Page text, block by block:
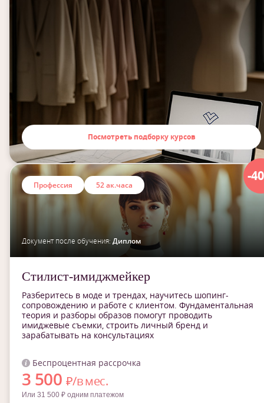
Посмотреть подборку курсов
-
Профессия 52 ак.часа
Документ после обучения: Диплом
Стилист-имиджмейкер
Разберитесь в моде и трендах, научитесь шопинг-
сопровождению и работе с клиентом. Фундаментальная
теория и разборы образов помогут проводить
имиджевые съемки, строить личный бренд и
зарабатывать на консультациях
Беспроцентная рассрочка
3 500 ₽/в мес.
Или 31 500 ₽ одним платежом